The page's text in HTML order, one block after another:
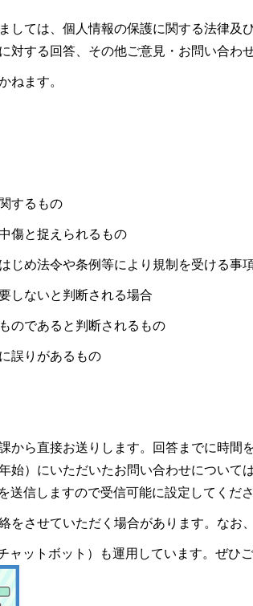
しては、個人情報の保護に関する法律
対する回答、その他ご意見・お問い合わ
ねます。
するもの
傷と捉えられるもの
じめ法令や条例等により規制を受ける事
しないと判断される場合
のであると判断されるもの
誤りがあるもの
から直接お送りします。回答までに時
始）にいただいたお問い合わせについ
送信しますので受信可能に設定してくださ
をさせていただく場合があります。なお
ャットボット）も運用しています。ぜひご